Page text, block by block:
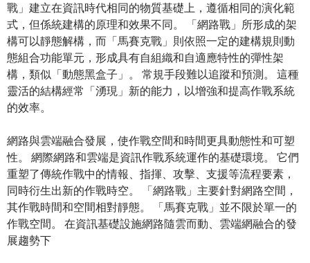
戰」建立在資訊時代相同的物質基礎上，遵循相同的演化範
式，但係統建構的原理和效果不同。 「網路戰」所形成的架
構可以靜態解構，而「馬賽克戰」則依照一定的建構規則動
態組合功能單元，形成具有自組織和自適應特性的彈性架
構，類似「動態黑盒子」。 常規手段難以追蹤和預測。 這種
靈活的結構經常「湧現」新的能力，以增強和提高作戰系統
的效率。
網路與雲端融合發展，使作戰空間和時間更具動態性和可塑
性。 網際網路和雲端是資訊作戰系統運作的基礎環境。 它們
重塑了傳統作戰中的情報、指揮、攻擊、支援等流程要素，
同時衍生出新的作戰時空。 「網路戰」主要針對網路空間，
其作戰時間和空間相對靜態。 「馬賽克戰」並不限於單一的
作戰空間。 在資訊基礎設施網路隨雲而動、雲端網融合的發
展趨勢下